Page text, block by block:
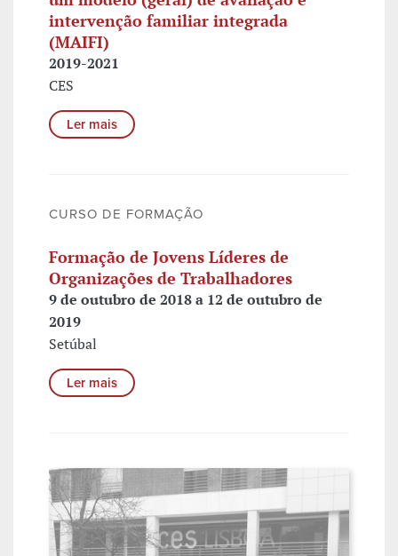
intervenção familiar integrada
(MAIFI)
2019-2021
CES
Ler mais
CURSO DE FORMAÇÃO
Formação de Jovens Líderes de
Organizações de Trabalhadores
9 de outubro de 2018 a 12 de outubro de
2019
Setúbal
Ler mais